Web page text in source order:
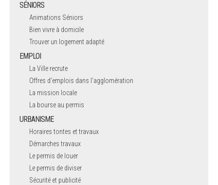
SÉNIORS
Animations Séniors
Bien vivre à domicile
Trouver un logement adapté
EMPLOI
La Ville recrute
Offres d'emplois dans l'agglomération
La mission locale
La bourse au permis
URBANISME
Horaires tontes et travaux
Démarches travaux
Le permis de louer
Le permis de diviser
Sécurité et publicité